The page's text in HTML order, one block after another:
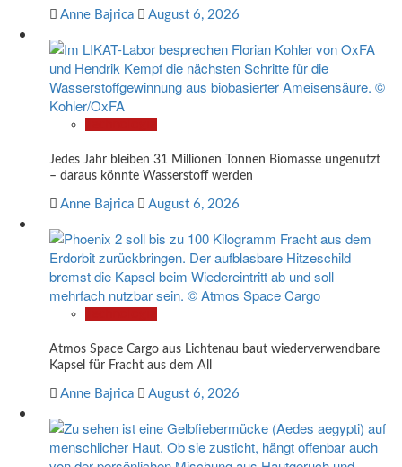
Anne Bajrica August 6, 2026
Jedes Jahr bleiben 31 Millionen Tonnen Biomasse ungenutzt
– daraus könnte Wasserstoff werden
Anne Bajrica August 6, 2026
Atmos Space Cargo aus Lichtenau baut wiederverwendbare
Kapsel für Fracht aus dem All
Anne Bajrica August 6, 2026